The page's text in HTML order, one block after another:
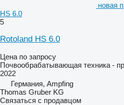
новая
HS 6.0
5
Rotoland HS 6.0
Цена по запросу
Почвообрабатывающая техника -
2022
Германия, Ampfing
Thomas Gruber KG
Связаться с продавцом